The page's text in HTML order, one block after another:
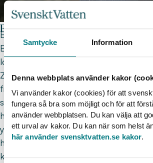
Samtycke Information
Denna webbplats använder kakor
Vi använder kakor (cookies) för att
fungera så bra som möjligt och för att
använder webbplatsen. Du kan välja att
ett urval av kakor. Du kan när som helst
här använder svensktvatten.se kakor.
Från el till fiskebåtar och vidare till
Efter fyraårig teknisk linje på
Bertil som elingenjör under en tid
lockade – bland annat bodde han i
Zeeland och arbetade bland annat
fiskebåtar. Det var även här han
studera geovetenskap, vilket allt
hydrologi. Sedan dess har vatten
yrkesliv, om än i olika skepnader.
hunnit med att arbeta som VA-chef
kommun, som konsult inom VA-